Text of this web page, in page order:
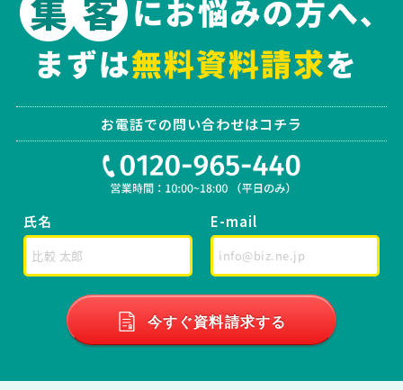
お電話での問い合わせはコチラ
氏名 E-mail
今すぐ資料請求する